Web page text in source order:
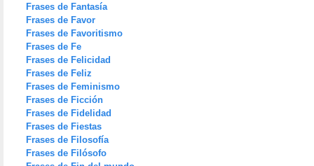
Frases de Fantasía
Frases de Favor
Frases de Favoritismo
Frases de Fe
Frases de Felicidad
Frases de Feliz
Frases de Feminismo
Frases de Ficción
Frases de Fidelidad
Frases de Fiestas
Frases de Filosofía
Frases de Filósofo